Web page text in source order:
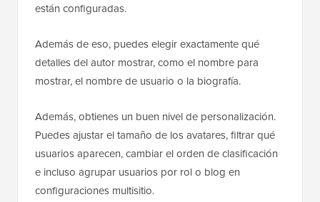
están configuradas.
Además de eso, puedes elegir exactamente qué
detalles del autor mostrar, como el nombre para
mostrar, el nombre de usuario o la biografía.
Además, obtienes un buen nivel de personalización.
Puedes ajustar el tamaño de los avatares, filtrar qué
usuarios aparecen, cambiar el orden de clasificación
e incluso agrupar usuarios por rol o blog en
configuraciones multisitio.